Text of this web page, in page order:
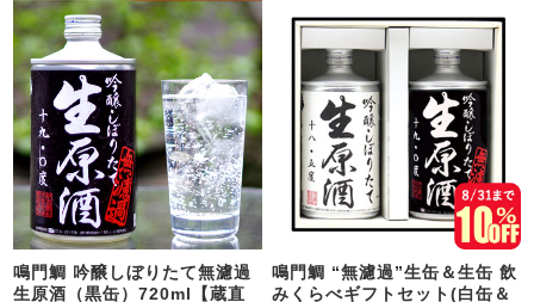
鳴門鯛 吟醸しぼりたて無濾過
生原酒（黒缶）720ml【蔵直
鳴門鯛 “無濾過”生缶＆生缶 飲
みくらべギフトセット(白缶＆